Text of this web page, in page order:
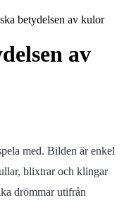
betydelsen av kulor
av
med. Bilden är enkel
blixtrar och klingar
drömmar utifrån